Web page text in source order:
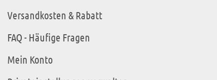
Versandkosten & Rabatt
FAQ - Häufige Fragen
Mein Konto